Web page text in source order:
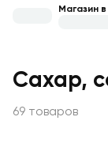
Магазин в
Сахар,
69 товаров